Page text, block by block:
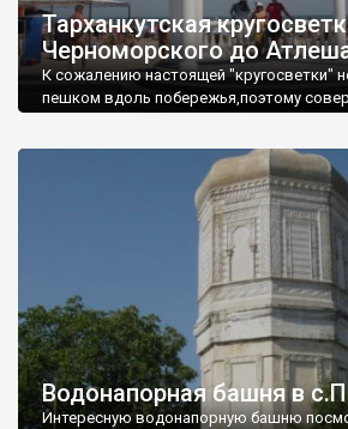
Тарханкутская
Черноморского до
К сожалению настоящей "кругосветки"
пешком вдоль побережья,поэтому
Водонапорная башня в
Интересную водонапорную башню